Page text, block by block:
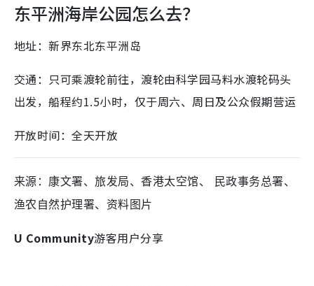
东平洲海岸公园怎么去？
地址：新界东北东平洲岛
交通：只可乘渡轮前往，渡轮由科学园马料水渡轮码头
出发，船程约1.5小时，仅于周六、周日及公众假期营运
开放时间：全天开放
来源：康文署、旅发局、香港太空馆、 民政事务总署、
渔农自然护理署、资料图片
U Community游客用户分享